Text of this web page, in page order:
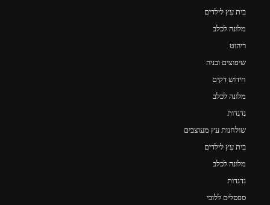
בית עץ לילדים
מלונה לכלב
ריהוט
שיפוצים ובניה
חידוש דקים
מלונה לכלב
נדנדות
שולחנות עץ מעוצבים
בית עץ לילדים
מלונה לכלב
נדנדות
ספסלים ללובי